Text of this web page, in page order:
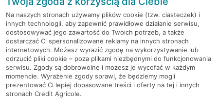
RODO
Regulamin serwisu
Mapa serwisu
PolitykaCookies
Na naszych stronach używamy plików cookie (tzw. ciasteczek) i
innych technologii, aby zapewnić prawidłowe działanie serwisu,
dostosowywać jego zawartość do Twoich potrzeb, a także
dostarczać Ci spersonalizowane reklamy na innych stronach
internetowych. Możesz wyrazić zgodę na wykorzystywanie lub
odrzucić pliki cookie – poza plikami niezbędnymi do funkcjonowania
serwisu. Zgody są dobrowolne i możesz je wycofać w każdym
momencie. Wyrażenie zgody sprawi, że będziemy mogli
prezentować Ci lepiej dopasowane treści i oferty na tej i innych
stronach Credit Agricole.